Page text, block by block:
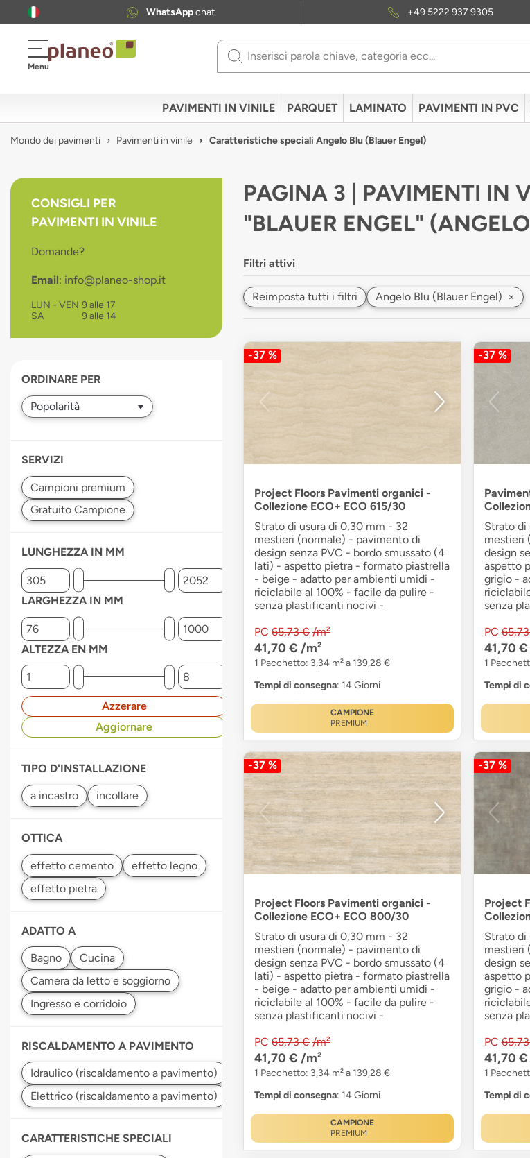
WhatsAppchat +49 5222 937 9305
Menu
Use
down
arrows
to
Press
selected
result.
Touch
users
PAVIMENTI IN VINILE PARQUET LAMINATO PAVIMENTI IN PVC
Mondo dei pavimenti Pavimenti in vinile Caratteristiche speciali Angelo Blu (Blauer Engel)
CONSIGLI PER
PAVIMENTI IN VINILE
Domande?
Email: info@planeo-shop.it
LUN - VEN 9 alle 17
SA
9 alle 14
ORDINARE PER
SERVIZI
LUNGHEZZA IN MM
LARGHEZZA IN MM
ALTEZZA EN MM
Azzerare
Aggiornare
TIPO D'INSTALLAZIONE
OTTICA
ADATTO A
RISCALDAMENTO A PAVIMENTO
CARATTERISTICHE SPECIALI
PAGINA 3 | PAVIMENTI IN
"BLAUER ENGEL"
Filtri attivi
Reimposta tutti i filtri Angelo Blu (Blauer Engel) ×
-37 %
Project Floors Pavimenti organici -
Collezione ECO+ ECO 615/30
Strato di usura di 0,30 mm - 32
mestieri (normale) - pavimento di
design senza PVC - bordo smussato (4
lati) - aspetto pietra - formato piastrella
- beige - adatto per ambienti umidi -
riciclabile al 100% - facile da pulire -
senza plastificanti nocivi -
PC 65,73 € /m²
41,70 € /m²
1 Pacchetto: 3,34 m² a 139,28 €
Tempi di consegna: 14 Giorni
CAMPIONE
PREMIUM
-37 %
Strato di
mestieri
design
aspetto
grigio -
senza
PC
41,70 €
1
Tempi di
-37 %
Project Floors Pavimenti organici -
Collezione ECO+ ECO 800/30
Strato di usura di 0,30 mm - 32
mestieri (normale) - pavimento di
design senza PVC - bordo smussato (4
lati) - aspetto pietra - formato piastrella
- beige - adatto per ambienti umidi -
riciclabile al 100% - facile da pulire -
senza plastificanti nocivi -
PC 65,73 € /m²
41,70 € /m²
1 Pacchetto: 3,34 m² a 139,28 €
Tempi di consegna: 14 Giorni
CAMPIONE
PREMIUM
-37 %
Project
Strato di
mestieri
design
aspetto
grigio -
senza
PC
41,70 €
1
Tempi di